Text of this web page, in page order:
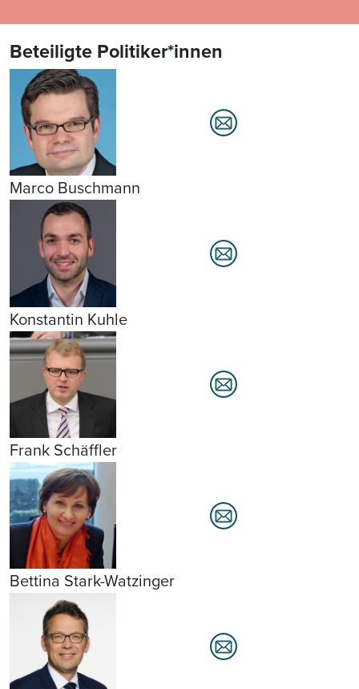
Beteiligte Politiker*innen
Marco Buschmann
Konstantin Kuhle
Frank Schäffler
Bettina Stark-Watzinger